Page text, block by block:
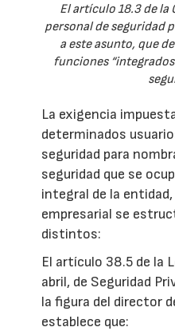
El artículo 18.3 de la
personal de seguridad
a este asunto, que
funciones
La exigencia
determinados
seguridad para
seguridad que se
integral de la
empresarial se
distintos:
El artículo 38.5 de la
abril, de Seguridad
la figura del director
establece que: